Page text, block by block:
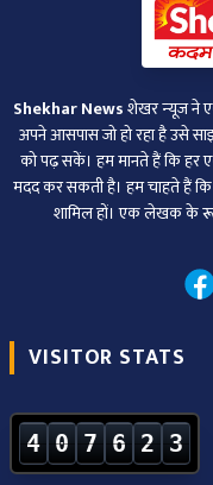
Shekhar Newsशेखर न्‍यूज ने
अपने आसपास जो हो रहा है उसे
को पढ़ सकें। हम मानते हैं कि हर
मदद कर सकती है। हम चाहते हैं
शामिल हों। एक लेखक के
VISITOR STATS
4 0 7 6 2 3